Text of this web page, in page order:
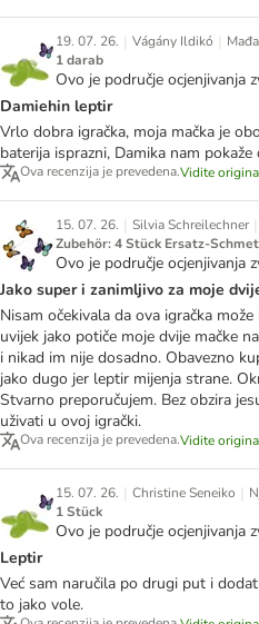
19. 07. 26. | Vágány Ildikó |
1 darab
Ovo je područje ocjenjivanja
Damiehin leptir
Vrlo dobra igračka, moja mačka je
baterija isprazni, Damika nam
Ova recenzija je prevedena.Vidite
15. 07. 26. | Silvia Schreilechner |
Zubehör: 4 Stück Ersatz-
Ovo je područje ocjenjivanja
Jako super i zanimljivo za moje
Nisam očekivala da ova igračka
uvijek jako potiče moje dvije mačke
i nikad im nije dosadno. Obavezno
jako dugo jer leptir mijenja strane.
Stvarno preporučujem. Bez obzira
uživati u ovoj igrački.
Ova recenzija je prevedena.Vidite
15. 07. 26. | Christine Seneiko |
1 Stück
Ovo je područje ocjenjivanja
Leptir
Već sam naručila po drugi put i
to jako vole.